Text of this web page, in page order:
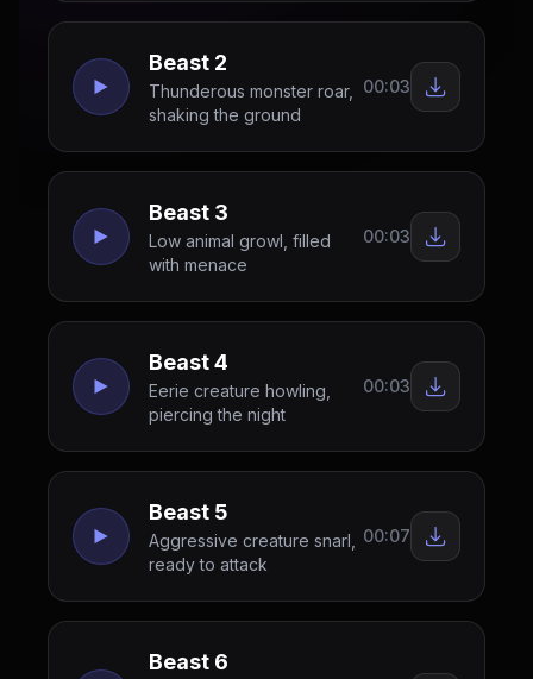
Beast 2
Thunderous monster roar,
shaking the ground
00:03
Beast 3
Low animal growl, filled
with menace
00:03
Beast 4
Eerie creature howling,
piercing the night
00:03
Beast 5
Aggressive creature snarl,
ready to attack
00:07
Beast 6